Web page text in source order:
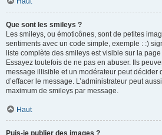
Que sont les smileys ?
Les smileys, ou émoticônes, sont de petites
sentiments avec un code simple, exemple : :)
liste complète des smileys est visible sur la
Essayez toutefois de ne pas en abuser. Ils
message illisible et un modérateur peut décider
d’effacer le message. L’administrateur peut
maximum de smileys par message.
Haut
Puis-je publier des images ?